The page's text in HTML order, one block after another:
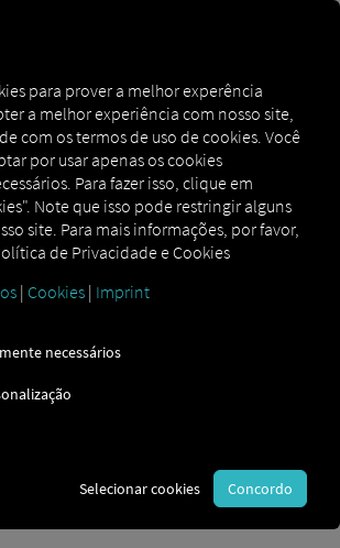
NO RIO
A
DE
para prover a melhor experência
a melhor experiência com nosso site,
com os termos de uso de cookies. Você
por usar apenas os cookies
Para fazer isso, clique em
Note que isso pode restringir alguns
site. Para mais informações, por favor,
de Privacidade e Cookies
| Cookies | Imprint
necessários
Selecionar cookies Concordo